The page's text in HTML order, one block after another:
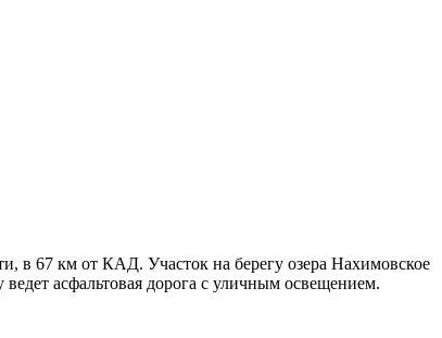
в 67 км от КАД. Участок на берегу озера Нахимовское
асфальтовая дорога с уличным освещением.